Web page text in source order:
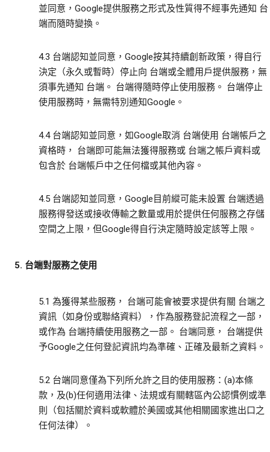
並同意，Google提供服務之形式及性質得不經事先通知 台
端而隨時變換。
4.3 台端認知並同意，Google按其持續創新政策，得自行
決定（永久或暫時）停止向 台端或全體用戶提供服務，無
須事先通知 台端。 台端得隨時停止使用服務。 台端停止
使用服務時，無需特別通知Google。
4.4 台端認知並同意，如Google取消 台端使用 台端帳戶之
資格時， 台端即可能無法獲得服務或 台端之帳戶資料或
包含於 台端帳戶中之任何檔或其他內容。
4.5 台端認知並同意，Google目前縱可能未設置 台端透過
服務得發送或接收傳輸之數量或用於提供任何服務之存儲
空間之上限，但Google得自行決定隨時設定該等上限。
5. 台端對服務之使用
5.1 為獲得某些服務， 台端可能會被要求提供有關 台端之
資訊（如身份或聯絡資料），作為服務登記流程之一部，
或作為 台端持續使用服務之一部。 台端同意， 台端提供
予Google之任何登記資訊均為準確、正確及最新之資料。
5.2 台端同意僅為下列所允許之目的使用服務：(a)本條
款，及(b)任何適用法律、法規或有關轄區內公認慣例或準
則（包括關於資料或軟體於美國或其他相關國家進出口之
任何法律）。